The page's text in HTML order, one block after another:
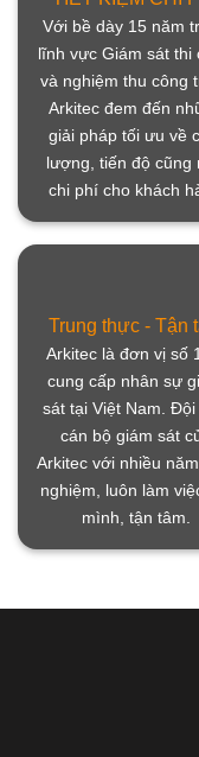
Với bề dày 15 năm
lĩnh vực Giám sát thi
và nghiệm thu công
Arkitec đem đến
giải pháp tối ưu về
lượng, tiến độ cũng
chi phí cho khách
Trung thực - Tận
Arkitec là đơn vị số
cung cấp nhân sự
sát tại Việt Nam. Đội
cán bộ giám sát
Arkitec với nhiều
nghiệm, luôn làm
mình, tận tâm.